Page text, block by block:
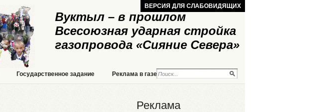
Вуктыл – в прошлом
Всесоюзная ударная стройка
газопровода «Сияние Севера»
ВЕРСИЯ ДЛЯ СЛАБОВИДЯЩИХ
Государственное задание Реклама в газете Реклама на сайте
Реклама